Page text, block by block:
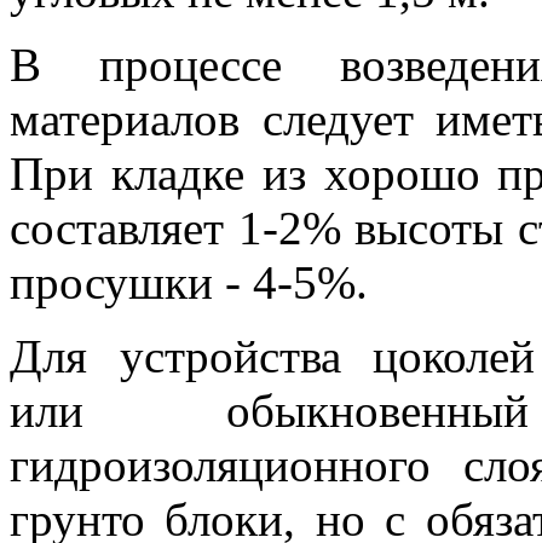
В процессе
материалов следует
При кладке из хорошо
составляет 1-2% высоты
просушки - 4-5%.
Для устройства
или обыкновенный
гидроизоляционного
грунто блоки, но с